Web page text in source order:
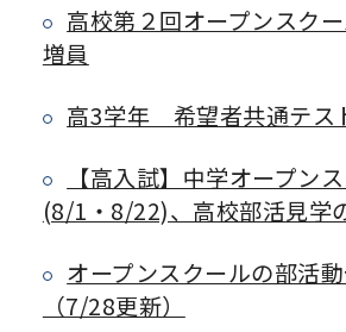
高校第２回オープンスク
増員
高3学年 希望者共通テス
【高入試】中学オープン
(8/1・8/22)、高校部活見学
オープンスクールの部活
（7/28更新）